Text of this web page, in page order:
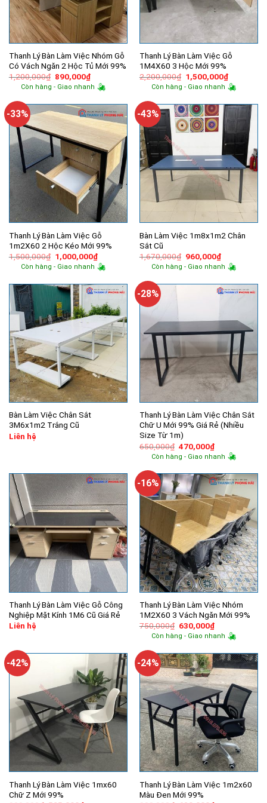
Thanh Lý Bàn Làm Việc Nhóm Gỗ
Có Vách Ngăn 2 Hộc Tủ Mới 99%
1,200,000₫ Giá
gốc
là:
890,000₫Giá
hiện
tại
890,000₫.
Còn hàng - Giao nhanh
Thanh Lý Bàn Làm Việc Gỗ
1M4X60 3 Hộc Mới 99%
2,200,000₫ Giá
gốc
là:
1,500,000₫Giá
hiện
tại
Còn hàng - Giao nhanh
-33%
Thanh Lý Bàn Làm Việc Gỗ
1m2X60 2 Hộc Kéo Mới 99%
1,500,000₫ Giá
gốc
là:
1,000,000₫Giá
hiện
tại
1,000,000₫.
Còn hàng - Giao nhanh
-43%
Bàn Làm Việc 1m8x1m2 Chân
Sắt Cũ
1,670,000₫ Giá
gốc
là:
960,000₫Giá
hiện
tại
960,000₫.
Còn hàng - Giao nhanh
Bàn Làm Việc Chân Sắt
3M6x1m2 Trắng Cũ
Liên hệ
-28%
Thanh Lý Bàn Làm Việc Chân Sắt
Chữ U Mới 99% Giá Rẻ (Nhiều
Size Từ 1m)
650,000₫ Giá
gốc
là:
470,000₫Giá
hiện
tại
470,000₫.
Còn hàng - Giao nhanh
Thanh Lý Bàn Làm Việc Gỗ Công
Nghiệp Mặt Kính 1M6 Cũ Giá Rẻ
Liên hệ
-16%
Thanh Lý Bàn Làm Việc Nhóm
1M2X60 3 Vách Ngăn Mới 99%
750,000₫ Giá
gốc
là:
630,000₫Giá
hiện
tại
630,000₫.
Còn hàng - Giao nhanh
-42%
Thanh Lý Bàn Làm Việc 1mx60
Chữ Z Mới 99%
-24%
Thanh Lý Bàn Làm Việc 1m2x60
Màu Đen Mới 99%